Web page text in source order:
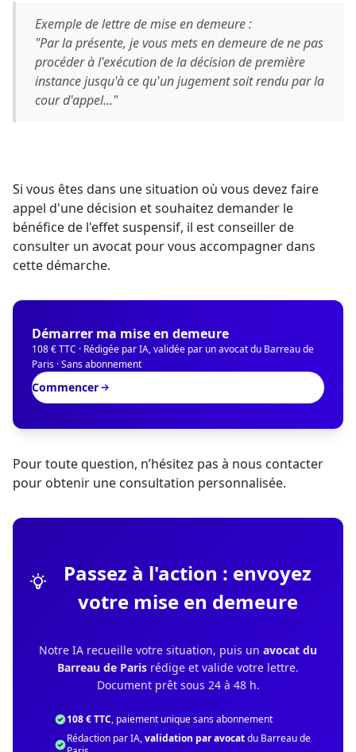
Exemple de lettre de mise en demeure :
"Par la présente, je vous mets en demeure de ne pas
procéder à l'exécution de la décision de première
instance jusqu'à ce qu'un jugement soit rendu par la
cour d'appel..."
Si vous êtes dans une situation où vous devez faire
appel d'une décision et souhaitez demander le
bénéfice de l'effet suspensif, il est conseiller de
consulter un avocat pour vous accompagner dans
cette démarche.
Démarrer ma mise en demeure
108 € TTC · Rédigée par IA, validée par un avocat du Barreau de
Paris · Sans abonnement
Commencer
Pour toute question, n’hésitez pas à nous contacter
pour obtenir une consultation personnalisée.
Passez à l'action : envoyez
votre mise en demeure
Notre IA recueille votre situation, puis un avocat du
Barreau de Paris rédige et valide votre lettre.
Document prêt sous 24 à 48 h.
108 € TTC, paiement unique sans abonnement
Rédaction par IA,validation par avocatdu Barreau de